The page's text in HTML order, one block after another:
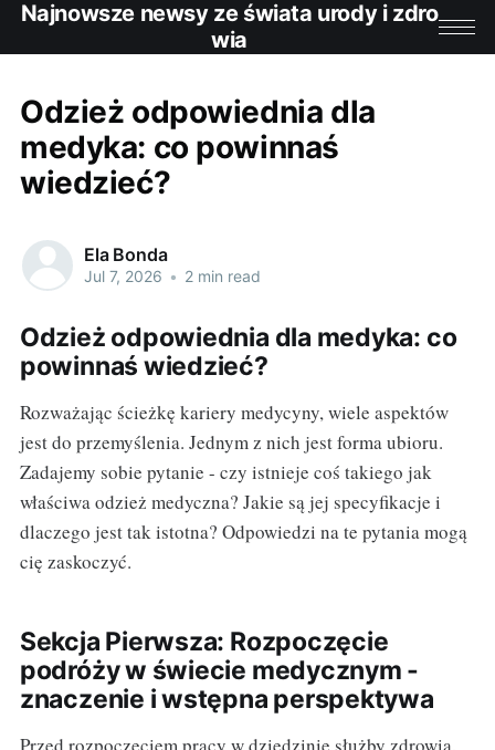
Najnowsze newsy ze świata urody i zdro
wia
Odzież odpowiednia dla
medyka: co powinnaś
wiedzieć?
Ela Bonda
Jul 7, 2026 • 2 min read
Odzież odpowiednia dla medyka: co
powinnaś wiedzieć?
Rozważając ścieżkę kariery medycyny, wiele aspektów
jest do przemyślenia. Jednym z nich jest forma ubioru.
Zadajemy sobie pytanie - czy istnieje coś takiego jak
właściwa odzież medyczna? Jakie są jej specyfikacje i
dlaczego jest tak istotna? Odpowiedzi na te pytania mogą
cię zaskoczyć.
Sekcja Pierwsza: Rozpoczęcie
podróży w świecie medycznym -
znaczenie i wstępna perspektywa
Przed rozpoczęciem pracy w dziedzinie służby zdrowia,